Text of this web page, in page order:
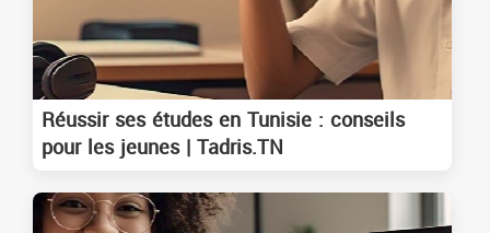
Réussir ses études en Tunisie : conseils
pour les jeunes | Tadris.TN